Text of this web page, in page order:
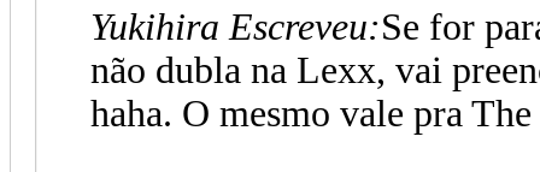
Yukihira Escreveu:Se for
não dubla na Lexx, vai
haha. O mesmo vale pra